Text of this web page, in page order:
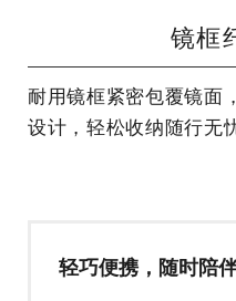
镜框
耐用镜框紧密包覆镜面
设计，轻松收纳随行无
轻巧便携，随时陪